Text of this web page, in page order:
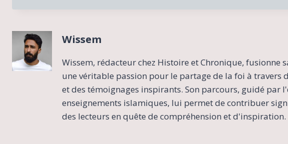
Wissem
Wissem, rédacteur chez Histoire et Chronique, fusionne
une véritable passion pour le partage de la foi à travers
et des témoignages inspirants. Son parcours, guidé par
enseignements islamiques, lui permet de contribuer
des lecteurs en quête de compréhension et d'inspiration.